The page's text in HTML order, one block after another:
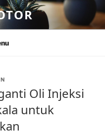
Oli Injeksi
untuk